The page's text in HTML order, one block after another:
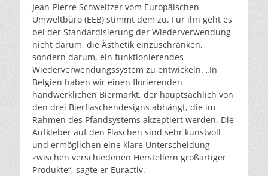
Jean-Pierre Schweitzer vom Europäischen
Umweltbüro (EEB) stimmt dem zu. Für ihn geht es
bei der Standardisierung der Wiederverwendung
nicht darum, die Ästhetik einzuschränken,
sondern darum, ein funktionierendes
Wiederverwendungssystem zu entwickeln. „In
Belgien haben wir einen florierenden
handwerklichen Biermarkt, der hauptsächlich von
den drei Bierflaschendesigns abhängt, die im
Rahmen des Pfandsystems akzeptiert werden. Die
Aufkleber auf den Flaschen sind sehr kunstvoll
und ermöglichen eine klare Unterscheidung
zwischen verschiedenen Herstellern großartiger
Produkte“, sagte er Euractiv.